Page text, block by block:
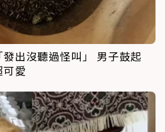
出沒聽過怪叫」 男子鼓起
愛